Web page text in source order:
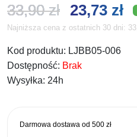
33,90zł Pierwotna
cena
wynosiła:
23,73 zł
Najniższa cena z ostatnich 30 dni:
Kod produktu: LJBB05-006
Dostępność: Brak
Wysyłka: 24h
Darmowa dostawa od 500 zł